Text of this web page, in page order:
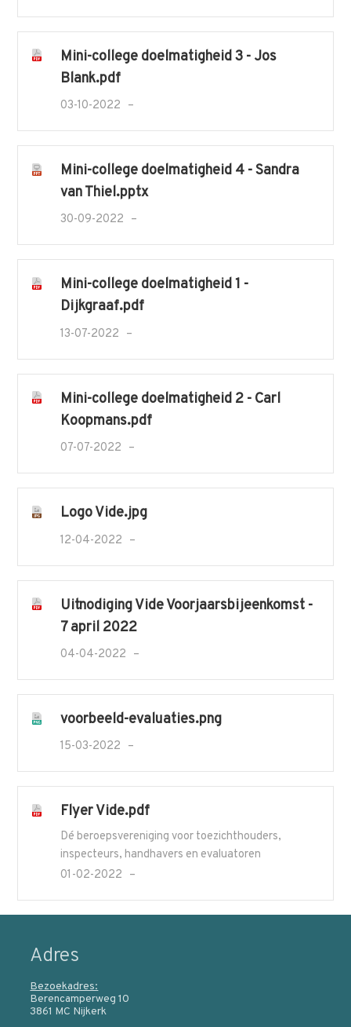
Mini-college doelmatigheid 3 - Jos
Blank.pdf
03-10-2022
Mini-college doelmatigheid 4 - Sandra
van Thiel.pptx
30-09-2022
Mini-college doelmatigheid 1 -
Dijkgraaf.pdf
13-07-2022
Mini-college doelmatigheid 2 - Carl
Koopmans.pdf
07-07-2022
Logo Vide.jpg
12-04-2022
Uitnodiging Vide Voorjaarsbijeenkomst -
7 april 2022
04-04-2022
voorbeeld-evaluaties.png
15-03-2022
Flyer Vide.pdf
Dé beroepsvereniging voor toezichthouders,
inspecteurs, handhavers en evaluatoren
01-02-2022
Adres
Bezoekadres:
Berencamperweg 10
3861 MC Nijkerk